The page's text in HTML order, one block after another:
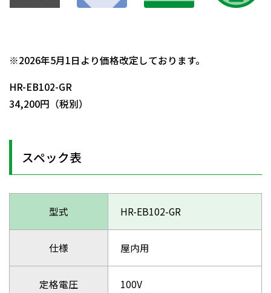
※2026年5月1日より価格改定しております。
HR-EB102-GR
34,200円（税別）
スペック表
型式 HR-EB102-GR
仕様 屋内用
定格電圧 100V